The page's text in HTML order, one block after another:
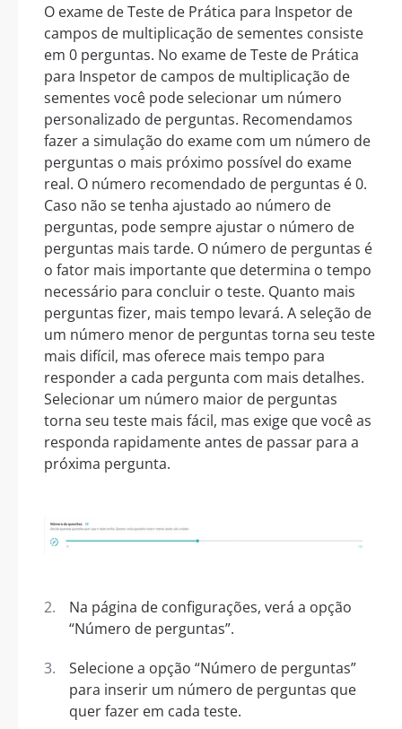
O exame de Teste de Prática para Inspetor de
campos de multiplicação de sementes consiste
em 0 perguntas. No exame de Teste de Prática
para Inspetor de campos de multiplicação de
sementes você pode selecionar um número
personalizado de perguntas. Recomendamos
fazer a simulação do exame com um número de
perguntas o mais próximo possível do exame
real. O número recomendado de perguntas é 0.
Caso não se tenha ajustado ao número de
perguntas, pode sempre ajustar o número de
perguntas mais tarde. O número de perguntas é
o fator mais importante que determina o tempo
necessário para concluir o teste. Quanto mais
perguntas fizer, mais tempo levará. A seleção de
um número menor de perguntas torna seu teste
mais difícil, mas oferece mais tempo para
responder a cada pergunta com mais detalhes.
Selecionar um número maior de perguntas
torna seu teste mais fácil, mas exige que você as
responda rapidamente antes de passar para a
próxima pergunta.
Na página de configurações, verá a opção
“Número de perguntas”.
Selecione a opção “Número de perguntas”
para inserir um número de perguntas que
quer fazer em cada teste.